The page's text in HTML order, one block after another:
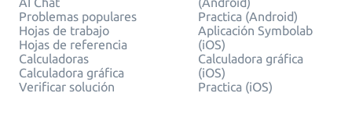
Problemas populares
Hojas de trabajo
Hojas de referencia
Calculadoras
Calculadora gráfica
Verificar solución
Practica (Android)
Aplicación Symbolab
(iOS)
Calculadora gráfica
(iOS)
Practica (iOS)